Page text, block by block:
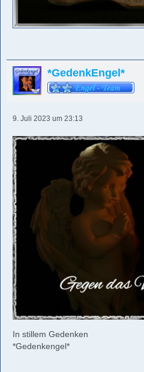
*GedenkEngel*
9. Juli 2023 um 23:13
In stillem Gedenken
*Gedenkengel*